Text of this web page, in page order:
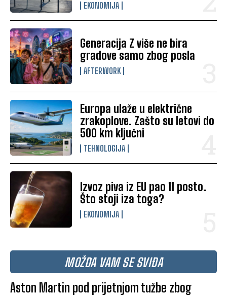
EKONOMIJA
Generacija Z više ne bira
gradove samo zbog posla
AFTERWORK
Europa ulaže u električne
zrakoplove. Zašto su letovi do
500 km ključni
TEHNOLOGIJA
Izvoz piva iz EU pao 11 posto.
Što stoji iza toga?
EKONOMIJA
MOŽDA VAM SE SVIĐA
Aston Martin pod prijetnjom tužbe zbog